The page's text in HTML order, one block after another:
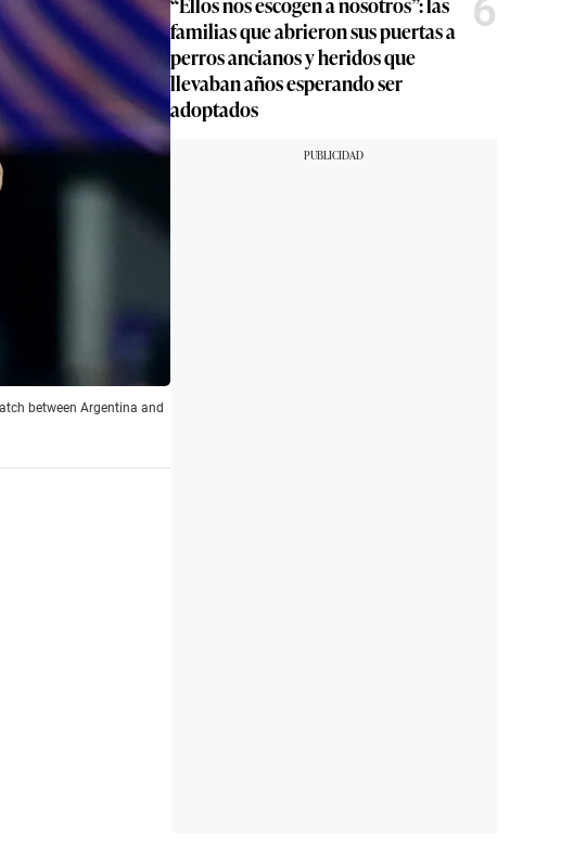
between Argentina and
familias que abrieron sus puertas a
perros ancianos y heridos que
llevaban años esperando ser
adoptados
6